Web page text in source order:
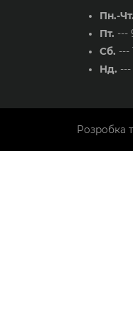
Пн.-Чт.
Пт. ---
Сб. ---
Нд. ---
Розробка